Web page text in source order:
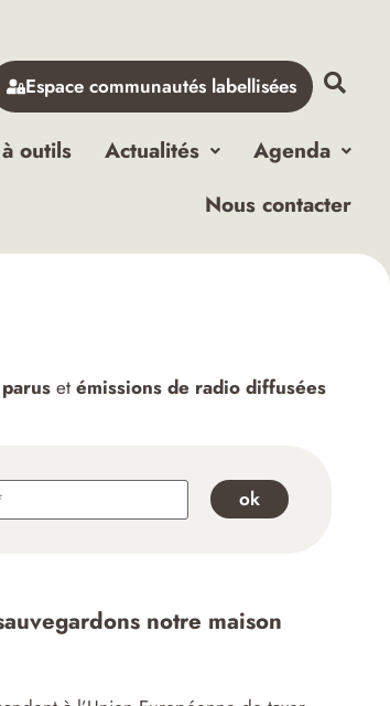
Espace communautés labellisées
outils Actualités
Agenda
Nous contacter
et émissions de radio diffusées
notre maison